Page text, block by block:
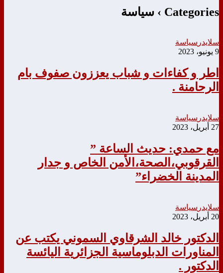
Categories › سياسة
سلايدر سياسة
9 يونيو، 2023
اطر و كفاءات و شباب يعززون صفوف بام
الرحامنة .
سلايدر سياسة
27 أبريل، 2023
مع حمدي: حديث الساعة ”
القرقوبي،الصحة،الأمن الخاص و جدار
المدينة الخضراء”
سلايدر سياسة
20 أبريل، 2023
الدكتور خالد الشرقاوي السموني يكتب عن
المناورات الدبلوماسية الجزائرية اليائسة
الدكتور .